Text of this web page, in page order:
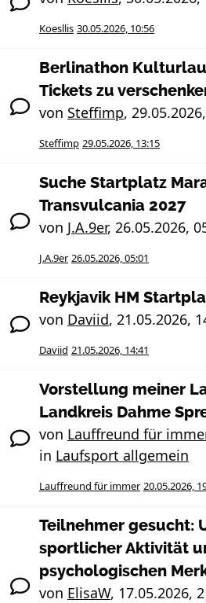
Koesllis 30.05.2026, 10:56
Berlinathon
Tickets zu
von Steffimp,
Steffimp 29.05.2026, 13:15
Suche Startplatz
Transvulcania 2027
von J.A.9er, 26.05.2026,
J.A.9er 26.05.2026, 05:01
Reykjavik HM
von Daviid, 21.05.2026,
Daviid 21.05.2026, 14:41
Vorstellung meiner
Landkreis Dahme
von Lauffreund für
in Laufsport allgemein
Lauffreund für immer 20.05.2026,
Teilnehmer gesucht:
sportlicher Aktivität
psychologischen
von ElisaW, 17.05.2026,